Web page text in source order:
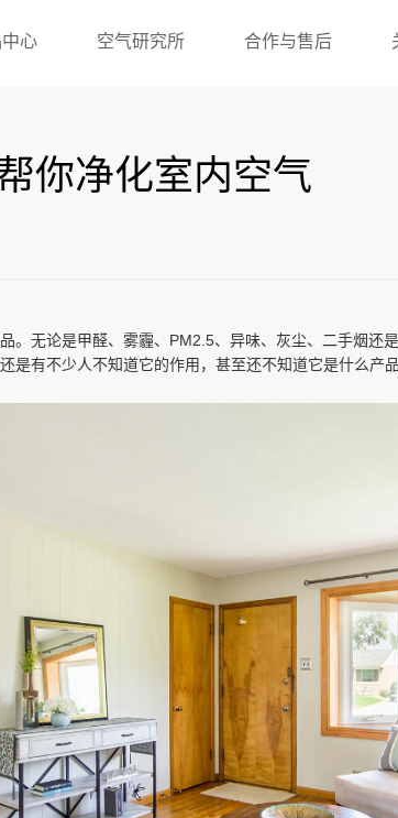
心 空气研究所 合作与售后
你净化室内空气
。无论是甲醛、雾霾、PM2.5、异味、灰尘、二手烟
有不少人不知道它的作用，甚至还不知道它是什么产